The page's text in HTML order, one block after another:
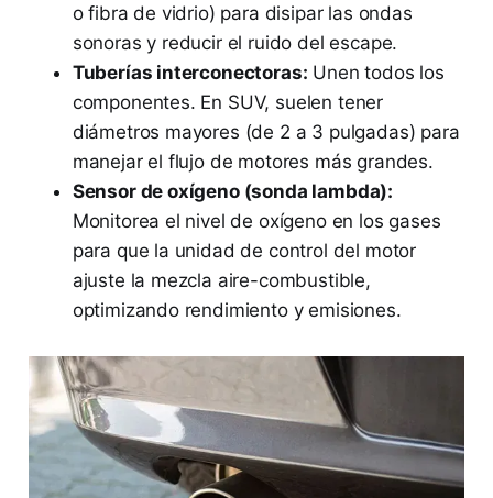
o fibra de vidrio) para disipar las ondas
sonoras y reducir el ruido del escape.
Tuberías interconectoras: Unen todos los
componentes. En SUV, suelen tener
diámetros mayores (de 2 a 3 pulgadas) para
manejar el flujo de motores más grandes.
Sensor de oxígeno (sonda lambda):
Monitorea el nivel de oxígeno en los gases
para que la unidad de control del motor
ajuste la mezcla aire-combustible,
optimizando rendimiento y emisiones.